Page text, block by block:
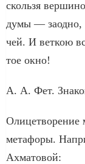
сколь­зя
думы — заод­но,
чей. И вет­кою
тое окно!
А. А. Фет.
Олицетворение
мета­фо­ры.
Ахматовой: